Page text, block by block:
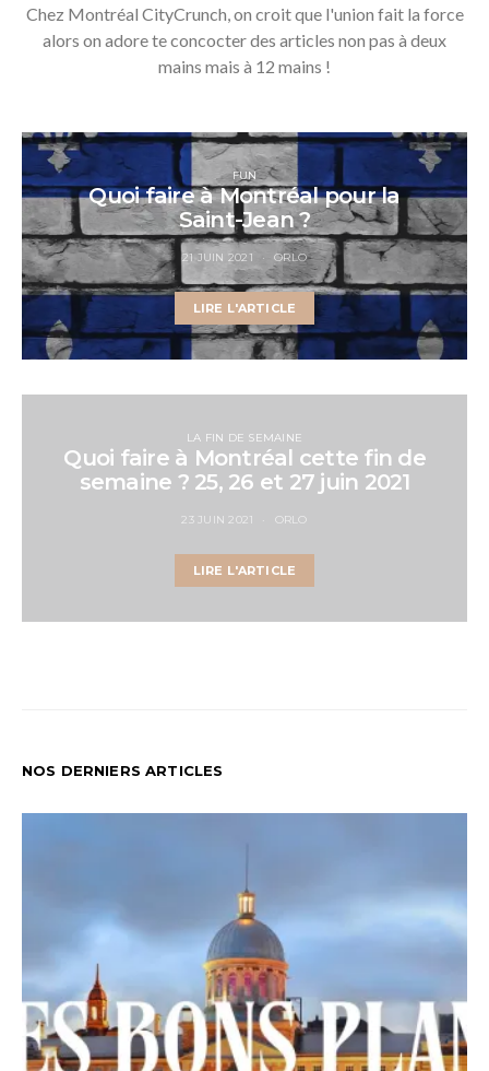
Chez Montréal CityCrunch, on croit que l'union fait la force
alors on adore te concocter des articles non pas à deux
mains mais à 12 mains !
FUN
Quoi faire à Montréal pour la
Saint-Jean ?
21 JUIN 2021 ORLO
LIRE L'ARTICLE
LA FIN DE SEMAINE
Quoi faire à Montréal cette fin de
semaine ? 25, 26 et 27 juin 2021
23 JUIN 2021 ORLO
LIRE L'ARTICLE
NOS DERNIERS ARTICLES